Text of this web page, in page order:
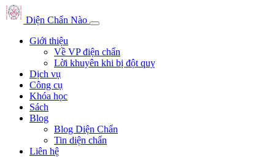
Diện Chẩn Nào
Giới thiệu
Về VP điện chẩn
Lời khuyên khi bị đột quỵ
Dịch vụ
Công cụ
Khóa học
Sách
Blog
Blog Diện Chẩn
Tin diện chẩn
Liên hệ